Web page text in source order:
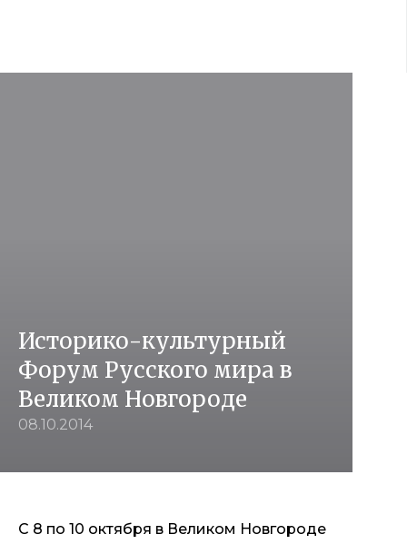
Историко-культурный
Форум Русского мира в
Великом Новгороде
08.10.2014
С 8 по 10 октября в Великом Новгороде